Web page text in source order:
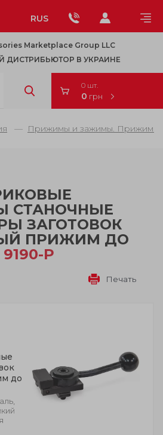
RUS
Marketplace Group LLC
В УКРАИНЕ
0 шт.
0 грн
Прижимы и зажимы. Прижимы
СТАНОЧНЫЕ
ЗАГОТОВОК
ПРИЖИМ ДО
9190-P
Печать
до